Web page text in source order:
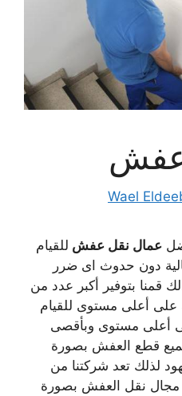
عفش
Wael
عمال نقل عفش للقيام
دون حدوث اى ضرر
قمنا بتوفير أكبر عدد من
على أعلى مستوى للقيام
أعلى مستوى وبأقصى
قطع العفش بصورة
لذلك تعد شركتنا من
مجال نقل العفش بصورة